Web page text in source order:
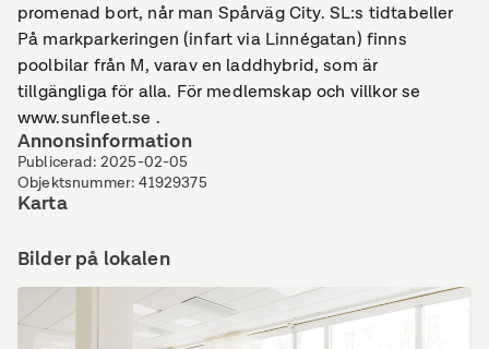
promenad bort, når man Spårväg City. SL:s tidtabeller
På markparkeringen (infart via Linnégatan) finns
poolbilar från M, varav en laddhybrid, som är
tillgängliga för alla. För medlemskap och villkor se
www.sunfleet.se .
Annonsinformation
Publicerad: 2025-02-05
Objektsnummer:41929375
Karta
Bilder på lokalen